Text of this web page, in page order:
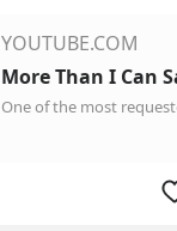
YOUTUBE.COM
More Than I Can